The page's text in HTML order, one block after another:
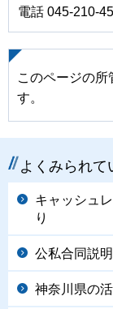
電話 045-210-
このページの所
す。
よくみられて
キャッシュ
り
公私合同説
神奈川県の